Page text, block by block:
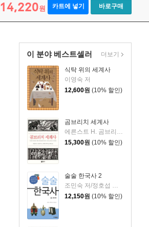
14,220원 카트에 넣기 바로구매
이 분야 베스트셀러
식탁 위의 세계사
이영숙 저
12,600원 (10% 할인)
곰브리치 세계사
에른스트 H. 곰브리치 저/클리퍼드 하퍼 그림/박민수 역
15,300원 (10% 할인)
술술 한국사 2
조민숙 저/정호섭 감수/백대승 그림
12,150원 (10% 할인)
더보기